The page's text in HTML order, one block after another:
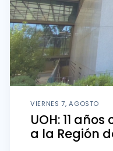
VIERNES 7, AGOSTO
UOH: 11
a la Región